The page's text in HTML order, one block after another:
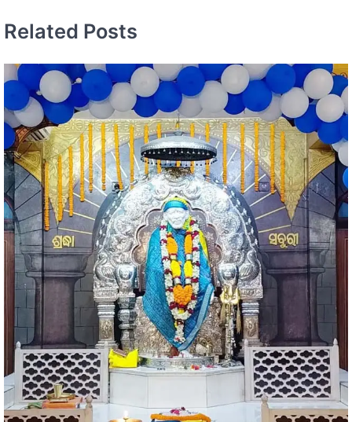
Related Posts